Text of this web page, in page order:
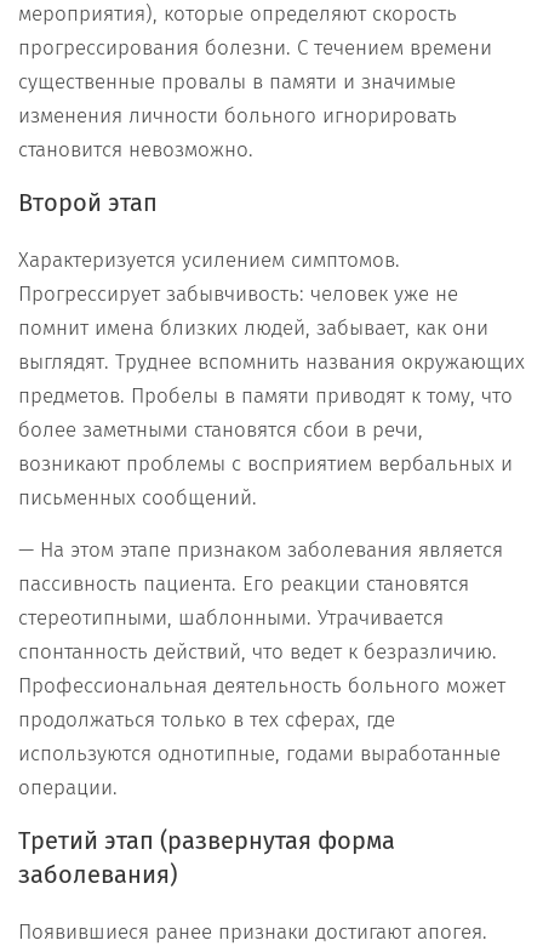
мероприятия), которые определяют скорость
прогрессирования болезни. С течением времени
существенные провалы в памяти и значимые
изменения личности больного игнорировать
становится невозможно.
Второй этап
Характеризуется усилением симптомов.
Прогрессирует забывчивость: человек уже не
помнит имена близких людей, забывает, как они
выглядят. Труднее вспомнить названия окружающих
предметов. Пробелы в памяти приводят к тому, что
более заметными становятся сбои в речи,
возникают проблемы с восприятием вербальных и
письменных сообщений.
— На этом этапе признаком заболевания является
пассивность пациента. Его реакции становятся
стереотипными, шаблонными. Утрачивается
спонтанность действий, что ведет к безразличию.
Профессиональная деятельность больного может
продолжаться только в тех сферах, где
используются однотипные, годами выработанные
операции.
Третий этап (развернутая форма
заболевания)
Появившиеся ранее признаки достигают апогея.